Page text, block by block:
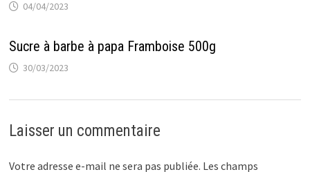
04/04/2023
Sucre à barbe à papa Framboise 500g
30/03/2023
Laisser un commentaire
Votre adresse e-mail ne sera pas publiée. Les champs